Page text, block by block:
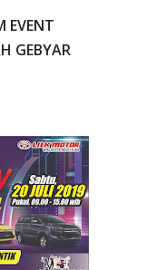
EVENT
GEBYAR